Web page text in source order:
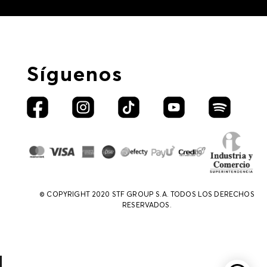
Síguenos
© COPYRIGHT 2020 STF GROUP S.A. TODOS LOS DERECHOS
RESERVADOS.